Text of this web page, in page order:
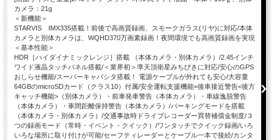
カメラ：21g
＜新機能＞
STARVIS IMX335搭載！前後で高画質録画、スモークガラス(リヤ)に対応/本体
カメラと別体カメラは、WQHD370万画素録画！夜間環境でも高画質録画を実現
＜基本性能＞
HDR［ハイダイナミックレンジ］搭載 （本体カメラ・別体カメラ）/2.45インチ
ワイド液晶タッチパネル搭載/＜業界初＞準天頂衛星みちびきに対応/安心のGPS
おしらせ機能/スーパーキャパシタ搭載！ 電源ケーブルが外れても安心/大容量
64GBのmicroSDカード（クラス10）付属/安全運転支援機能=後車接近警告<後方
キャッチ機能>（別体カメラ）・前車発車警告（本体カメラ）・車線逸脱警告
（本体カメラ）・車間距離保持警告（本体カメラ）/パーキングモードを搭載
（本体カメラ・別体カメラ）/交通事故時ドライブレコーダー買替補償金制度/３
つの録画モード（常時・イベント・クイック）/ワンタッチでクイック録画/いろ
いろな場所に取り付けが可能/セーフティレーダーとケーブル一本で接続/カンタ